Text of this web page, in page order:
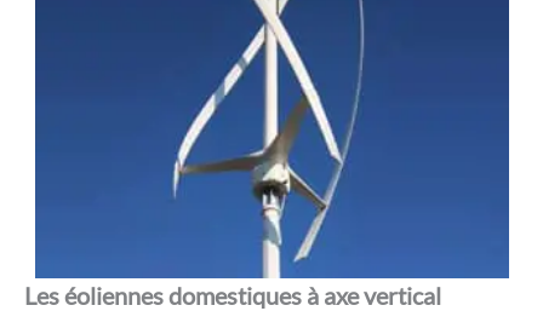
Les éoliennes domestiques à axe vertical